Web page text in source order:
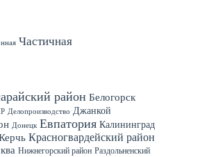
Частичная
район Белогорск
Делопроизводство Джанкой
Донецк Евпатория Калининград
Красногвардейский район
Нижнегорский район Раздольненский